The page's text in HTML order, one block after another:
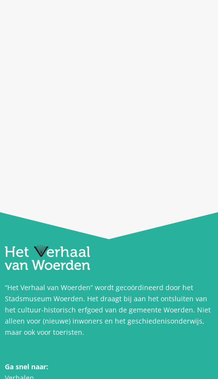
“Het Verhaal van Woerden” wordt gecoördineerd door het
Stadsmuseum Woerden. Het draagt bij aan het ontsluiten van
het cultuur-historisch erfgoed van de gemeente Woerden. Niet
alleen voor (nieuwe) inwoners en het geschiedenisonderwijs,
maar ook voor toeristen.
Ga snel naar: